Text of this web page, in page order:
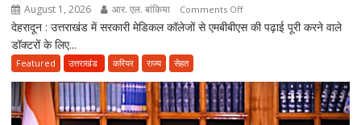
भी
लापता
August 1, 2026 आर. एल. बांकिया Comments Offon
MBBS
3
साल
सरकारी
देहरादून : उत्तराखंड में सरकारी मेडिकल कॉलेजों से एमबीबीएस की पढ़ाई पूरी करने वाले
डॉक्टरों के लिए...
Featured उत्तराखंड करियर राज्य सेहत